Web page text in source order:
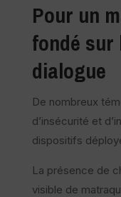
Pour un
fondé
dialogue
De nombreux
d’insécurité et
dispositifs
La présence de
visible de